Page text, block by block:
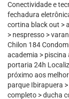
Conectividade e
fechadura
cortina black out >
> nespresso >
Chilon 184
academia > piscina
portaria 24h
próximo aos
parque Ibirapuera
completo > ducha